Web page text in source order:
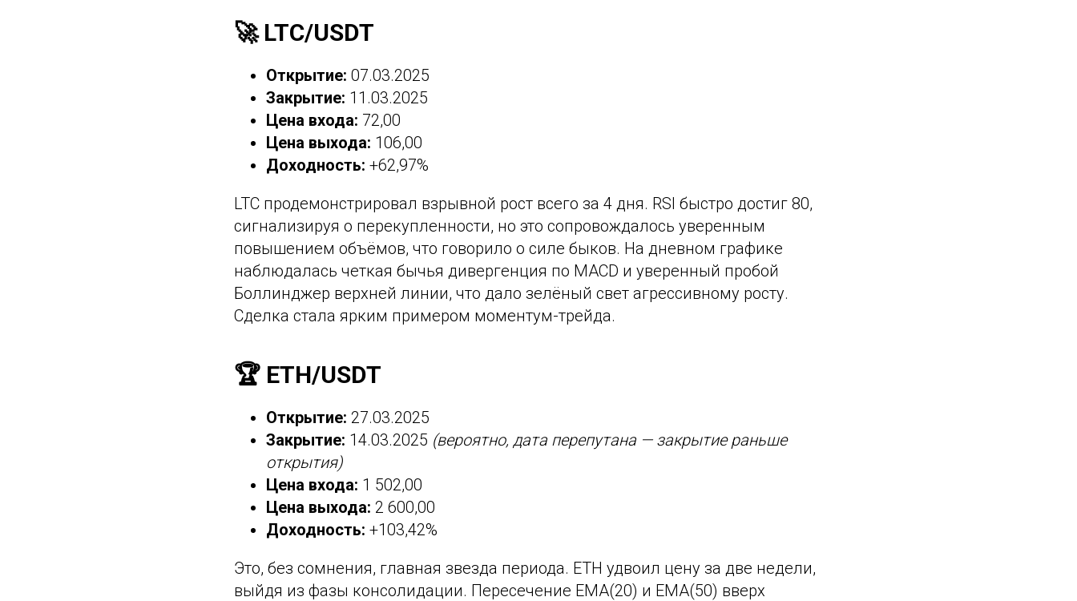
🚀 LTC/USDT
Открытие: 07.03.2025
Закрытие: 11.03.2025
Цена входа: 72,00
Цена выхода: 106,00
Доходность: +62,97%
LTC продемонстрировал взрывной рост всего за 4 дня. RSI быстро достиг 80,
сигнализируя о перекупленности, но это сопровождалось уверенным
повышением объёмов, что говорило о силе быков. На дневном графике
наблюдалась четкая бычья дивергенция по MACD и уверенный пробой
Боллинджер верхней линии, что дало зелёный свет агрессивному росту.
Сделка стала ярким примером моментум-трейда.
🏆 ETH/USDT
Открытие: 27.03.2025
Закрытие: 14.03.2025 (вероятно, дата перепутана — закрытие раньше
открытия)
Цена входа: 1 502,00
Цена выхода: 2 600,00
Доходность: +103,42%
Это, без сомнения, главная звезда периода. ETH удвоил цену за две недели,
выйдя из фазы консолидации. Пересечение EMA(20) и EMA(50) вверх